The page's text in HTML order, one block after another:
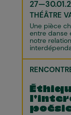
THÉÂTRE
Une pièce
entre danse
notre